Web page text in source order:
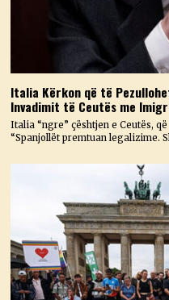
Italia Kërkon që të
Invadimit të Ceutës me
Italia “ngre” çështjen e Ceutës,
“Spanjollët premtuan legalizime.